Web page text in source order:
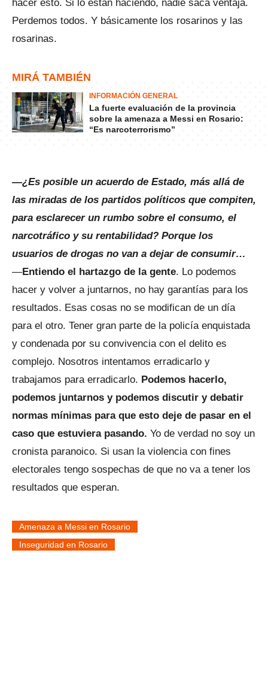
hacer esto. Si lo están haciendo, nadie saca ventaja.
Perdemos todos. Y básicamente los rosarinos y las
rosarinas.
MIRÁ TAMBIÉN
INFORMACIÓN GENERAL
La fuerte evaluación de la provincia
sobre la amenaza a Messi en Rosario:
“Es narcoterrorismo”
—¿Es posible un acuerdo de Estado, más allá de
las miradas de los partidos políticos que compiten,
para esclarecer un rumbo sobre el consumo, el
narcotráfico y su rentabilidad? Porque los
usuarios de drogas no van a dejar de consumir…
—Entiendo el hartazgo de la gente. Lo podemos
hacer y volver a juntarnos, no hay garantías para los
resultados. Esas cosas no se modifican de un día
para el otro. Tener gran parte de la policía enquistada
y condenada por su convivencia con el delito es
complejo. Nosotros intentamos erradicarlo y
trabajamos para erradicarlo. Podemos hacerlo,
podemos juntarnos y podemos discutir y debatir
normas mínimas para que esto deje de pasar en el
caso que estuviera pasando. Yo de verdad no soy un
cronista paranoico. Si usan la violencia con fines
electorales tengo sospechas de que no va a tener los
resultados que esperan.
Amenaza a Messi en Rosario
Inseguridad en Rosario